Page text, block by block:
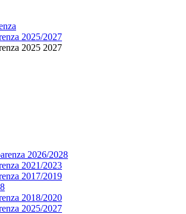
2025/2027
2025 2027
2026/2028
2021/2023
2017/2019
2018/2020
2025/2027